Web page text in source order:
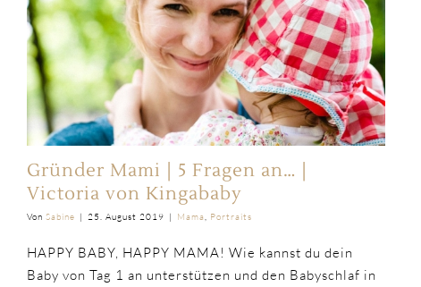
Gründer Mami | 5 Fragen an… |
Victoria von Kingababy
Von Sabine | 25. August 2019 | Mama, Portraits
HAPPY BABY, HAPPY MAMA! Wie kannst du dein
Baby von Tag 1 an unterstützen und den Babyschlaf in